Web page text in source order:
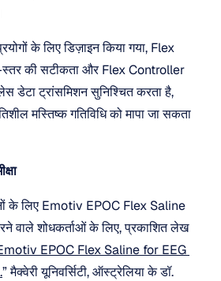
के लिए डिज़ाइन किया गया, Flex
की सटीकता और Flex Controller
डेटा ट्रांसमिशन सुनिश्चित करता है,
मस्तिष्क गतिविधि को मापा जा सकता
के लिए Emotiv EPOC Flex Saline
वाले शोधकर्ताओं के लिए, प्रकाशित लेख
EPOC Flex Saline for EEG
” मैक्वेरी यूनिवर्सिटी, ऑस्ट्रेलिया के डॉ.